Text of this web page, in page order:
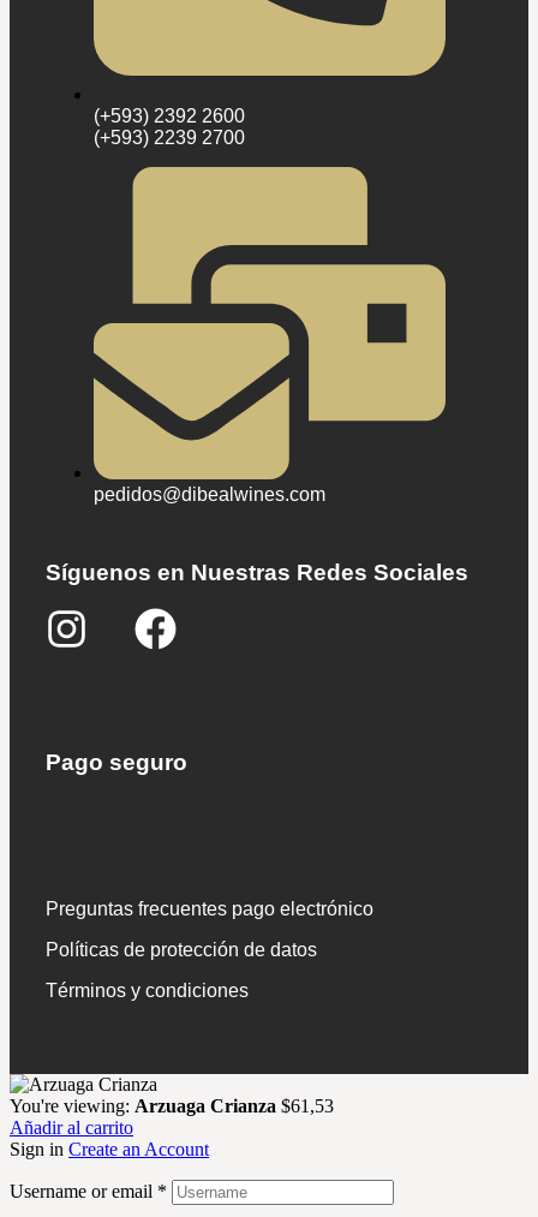
(+593) 2392 2600
(+593) 2239 2700
pedidos@dibealwines.com
Síguenos en Nuestras Redes Sociales
Pago seguro
Preguntas frecuentes pago electrónico
Políticas de protección de datos
Términos y condiciones
You're viewing: Arzuaga Crianza $61,53
Añadir al carrito
Sign in Create an Account
Username or email *